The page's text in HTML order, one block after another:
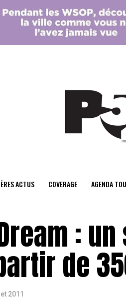
ACTUS COVERAGE AGENDA
:
de
2011